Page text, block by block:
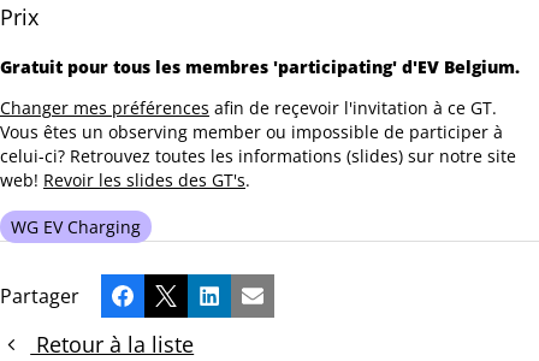
Prix
Gratuit pour tous les membres 'participating' d'EV Belgium.
Changer mes préférences afin de reçevoir l'invitation à ce GT.
Vous êtes un observing member ou impossible de participer à
celui-ci? Retrouvez toutes les informations (slides) sur notre site
web! Revoir les slides des GT's.
WG EV Charging
Partager Facebook
X LinkedInEmail
Retour à la liste